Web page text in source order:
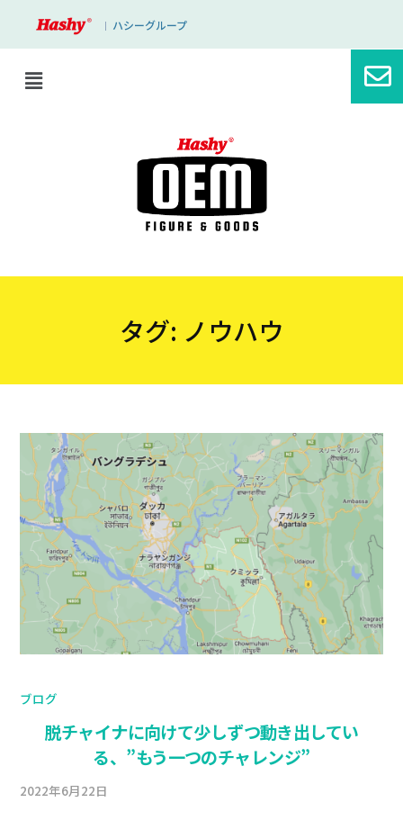
｜ ハシーグループ
タグ: ノウハウ
ブログ
脱チャイナに向けて少しずつ動き出してい
る、”もう一つのチャレンジ”
2022年6月22日